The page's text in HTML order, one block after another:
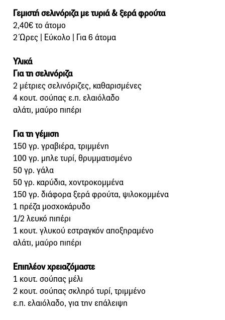
Γεμιστή σελινόριζα με τυριά & ξερά φρούτα
2,40€ το άτομο
2 Ώρες | Εύκολο | Για 6 άτομα
Υλικά
Για τη σελινόριζα
2 μέτριες σελινόριζες, καθαρισμένες
4 κουτ. σούπας ε.π. ελαιόλαδο
αλάτι, μαύρο πιπέρι
Για τη γέμιση
150 γρ. γραβιέρα, τριμμένη
100 γρ. μπλε τυρί, θρυμματισμένο
50 γρ. γάλα
50 γρ. καρύδια, χοντροκομμένα
150 γρ. διάφορα ξερά φρούτα, ψιλοκομμένα
1 πρέζα μοσχοκάρυδο
1/2 λευκό πιπέρι
1 κουτ. γλυκού εστραγκόν αποξηραμένο
αλάτι, μαύρο πιπέρι
Επιπλέον χρειαζόμαστε
1 κουτ. σούπας μέλι
2 κουτ. σούπας σκληρό τυρί, τριμμένο
ε.π. ελαιόλαδο, για την επάλειψη